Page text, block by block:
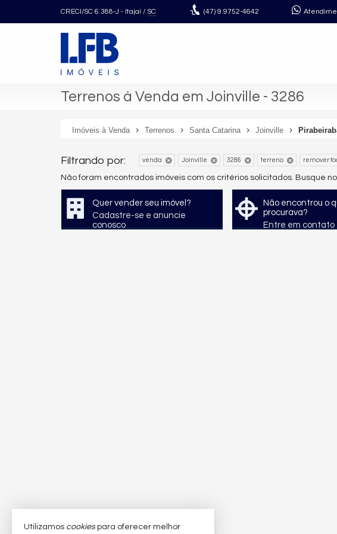
CRECI/SC 6.388-J - Itajaí / SC (47) 9.9752-4642
Terrenos à Venda em Joinville - 3286
Imóveis à Venda Terrenos Santa Catarina Joinville
Filtrando por: venda Joinville 3286 terreno remover
Não foram encontrados imóveis com os critérios solicitados. Busque
Quer vender seu imóvel?
Cadastre-se e anuncie
conosco
Não encontrou o
procurava?
Entre em contato
Utilizamos cookiespara oferecer melhor